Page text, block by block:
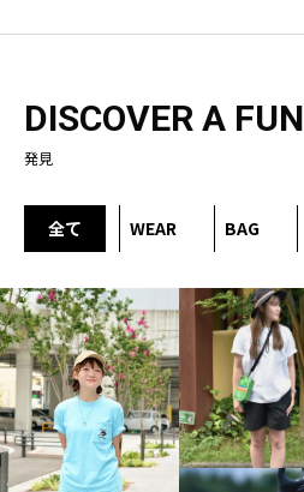
DISCOVER A FUN
発見
全て WEAR BAG